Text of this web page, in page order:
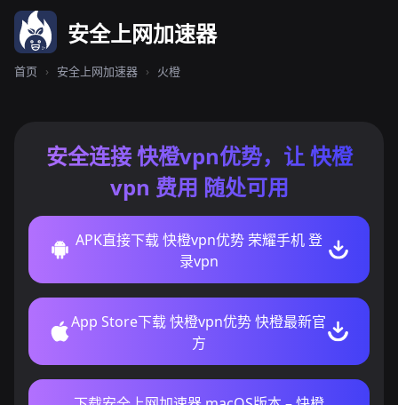
安全上网加速器
首页 › 安全上网加速器 › 火橙
安全连接 快橙vpn优势，让 快橙
vpn 费用 随处可用
APK直接下载 快橙vpn优势 荣耀手机 登
录vpn
App Store下载 快橙vpn优势 快橙最新官
方